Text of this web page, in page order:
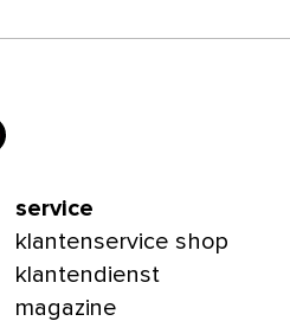
service
klantenservice shop
klantendienst
magazine